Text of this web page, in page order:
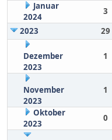
Januar
2024
3
2023
29
Dezember
2023
1
November
2023
1
Oktober
2023
0